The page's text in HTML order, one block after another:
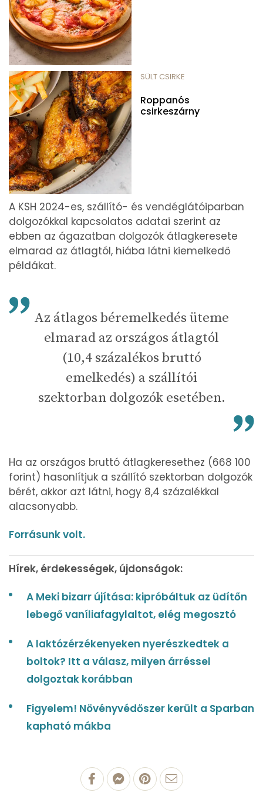
SÜLT CSIRKE
Roppanós
csirkeszárny
A KSH 2024-es, szállító- és vendéglátóiparban
dolgozókkal kapcsolatos adatai szerint az
ebben az ágazatban dolgozók átlagkeresete
elmarad az átlagtól, hiába látni kiemelkedő
példákat.
Az átlagos béremelkedés üteme
elmarad az országos átlagtól
(10,4 százalékos bruttó
emelkedés) a szállítói
szektorban dolgozók esetében.
Ha az országos bruttó átlagkeresethez (668 100
forint) hasonlítjuk a szállító szektorban dolgozók
bérét, akkor azt látni, hogy 8,4 százalékkal
alacsonyabb.
Forrásunk volt.
Hírek, érdekességek, újdonságok:
A Meki bizarr újítása: kipróbáltuk az üdítőn
lebegő vaníliafagylaltot, elég megosztó
A laktózérzékenyeken nyerészkedtek a
boltok? Itt a válasz, milyen árréssel
dolgoztak korábban
Figyelem! Növényvédőszer került a Sparban
kapható mákba